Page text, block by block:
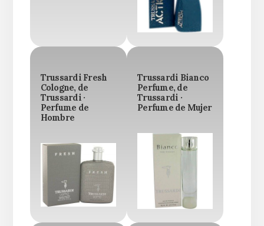
Trussardi Fresh
Cologne, de
Trussardi ·
Perfume de
Hombre
Trussardi Bianco
Perfume, de
Trussardi ·
Perfume de Mujer